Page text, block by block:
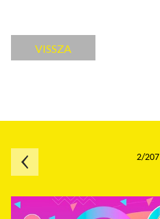
VISSZA
2/207